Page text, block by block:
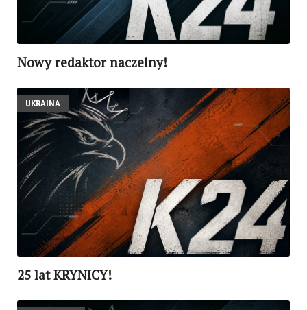
Nowy redaktor naczelny!
UKRAINA
25 lat KRYNICY!